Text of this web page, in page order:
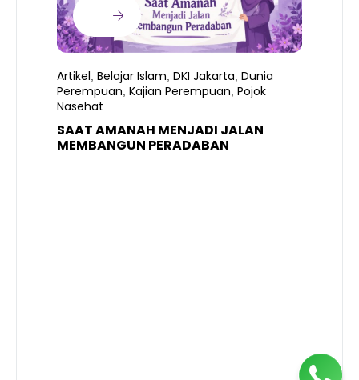
Artikel, Belajar Islam, DKI Jakarta, Dunia
Perempuan, Kajian Perempuan, Pojok
Nasehat
SAAT AMANAH MENJADI JALAN
MEMBANGUN PERADABAN